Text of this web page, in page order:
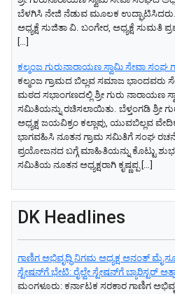
ಬೆಳಗಿಸಿ ನೇಜಿ ನೆಡುವ ಮೂಲಕ
ಅಧ್ಯಕ್ಷೆ ಸುಜಿತಾ ವಿ. ಬಂಗೇರ, ಅಧ್ಯಕ್ಷೆ
[…]
ಕಲ್ಮಂಜ ಗುರುನಾರಾಯಣ ಸ್ವಾಮಿ ಸೇವಾ ಸಂಘ
ಕಲ್ಮಂಜ ಗ್ರಾಮದ ಬಿಲ್ಲವ ಸಮಾಜ ಭಾಂದವರು
ಮಠದ ಸಭಾಂಗಣದಲ್ಲಿ ಶ್ರೀ ಗುರು ನಾರಾಯಣ
ಸಮಿತಿಯನ್ನು ರಚಿಸಲಾಯಿತು. ಬೆಳ್ತಂಗಡಿ ಶ್ರೀ
ಅಧ್ಯಕ್ಷ ಜಯವಿಕ್ರಂ ಕಲ್ಲಾಪು, ಯುವಬಿಲ್ಲವ
ಭಾಗವಹಿಸಿ ನೂತನ ಗ್ರಾಮ ಸಮಿತಿಗೆ ಸಂಘ
ಪ್ರಯೋಜನದ ಬಗ್ಗೆ ಮಾಹಿತಿಯನ್ನು ಕೊಟ್ಟು ಶುಭ
ಸಮಿತಿಯ ನೂತನ ಅಧ್ಯಕ್ಷರಾಗಿ ಕೃಷ್ಣಪ್ಪ […]
DK Headlines
ಗಾಣಿಗ ಅಭಿವೃದ್ಧಿ ನಿಗಮ ಅಧ್ಯಕ್ಷ‌ ಅನಂತ್‌
ಸ್ಟೇಷನ್‌ಗೆ ಭೇಟಿ: ರೈಲ್ವೇ ಸ್ಟೇಷನ್‌ಗೆ ಬ್ಯಾರಿಸ್ಟರ್‌
ಮಂಗಳೂರು: ಕರ್ನಾಟಕ ಸರಕಾರ ಗಾಣಿಗ